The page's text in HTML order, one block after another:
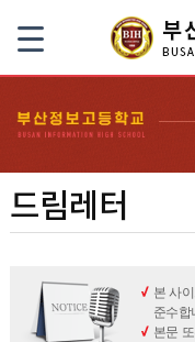
드림레터
본 사
준수합
본문